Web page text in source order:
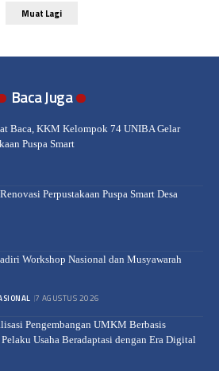
Muat Lagi
Baca Juga
Baca, KKM Kelompok 74 UNIBA Gelar
Puspa Smart
Perpustakaan Puspa Smart Desa
Workshop Nasional dan Musyawarah
7 AGUSTUS 2026
Pengembangan UMKM Berbasis
Usaha Beradaptasi dengan Era Digital